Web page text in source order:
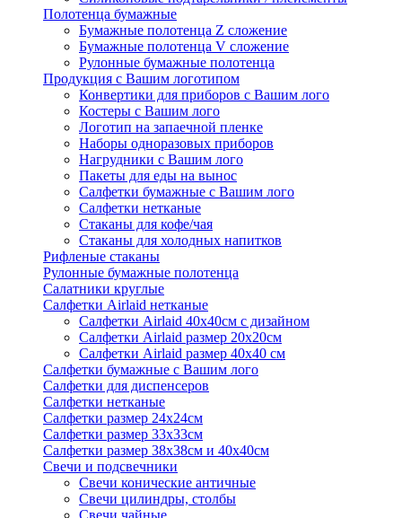
Полотенца бумажные
Бумажные полотенца Z сложение
Бумажные полотенца V сложение
Рулонные бумажные полотенца
Продукция с Вашим логотипом
Конвертики для приборов с Вашим лого
Костеры с Вашим лого
Логотип на запаечной пленке
Наборы одноразовых приборов
Нагрудники с Вашим лого
Пакеты для еды на вынос
Салфетки бумажные с Вашим лого
Салфетки нетканые
Стаканы для кофе/чая
Стаканы для холодных напитков
Рифленые стаканы
Рулонные бумажные полотенца
Салатники круглые
Салфетки Airlaid нетканые
Салфетки Airlaid 40х40см с дизайном
Салфетки Airlaid размер 20х20см
Салфетки Airlaid размер 40х40 см
Салфетки бумажные с Вашим лого
Салфетки для диспенсеров
Салфетки нетканые
Салфетки размер 24х24см
Салфетки размер 33х33см
Салфетки размер 38х38см и 40х40см
Свечи и подсвечники
Свечи конические античные
Свечи цилиндры, столбы
Свечи чайные